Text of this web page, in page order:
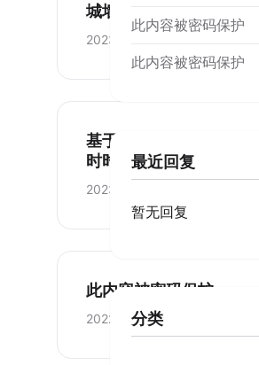
城墙
2023-04-30
基于cookie cloud 搭一个
时时文本传输工具
2023-01-22
此内容被密码保护
2022-12-11
此内容被密码保护
此内容被密码保护
最近回复
暂无回复
分类